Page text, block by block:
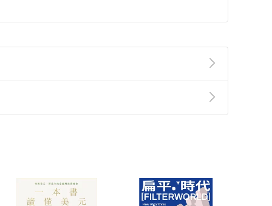
第2條第5款之規定，「非以有形媒介提供之數位
點選「瀏覽訂單明細」 「申請取消訂單/退
付款方式
Payment
完成訂單
Complete